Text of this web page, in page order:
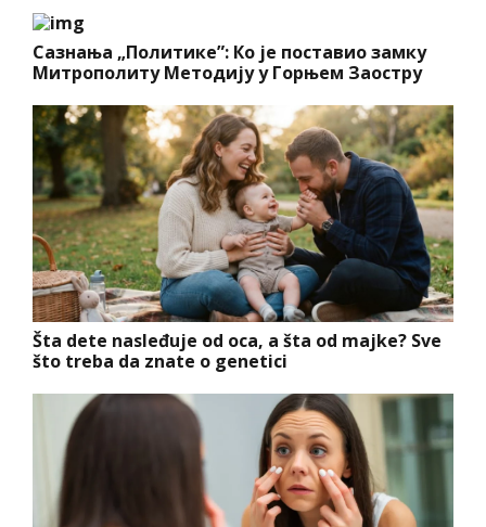
Сазнања „Политике”: Ко је поставио замку
Митрополиту Методију у Горњем Заостру
Šta dete nasleđuje od oca, a šta od majke? Sve
što treba da znate o genetici